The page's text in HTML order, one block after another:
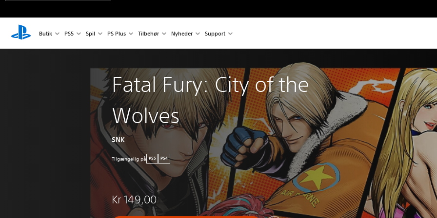
Butik PS5 Spil PS Plus Tilbehør Nyheder Support
Fatal Fury: City of the
Wolves
SNK
Tilgængelig på PS5 PS4
Kr 149,00